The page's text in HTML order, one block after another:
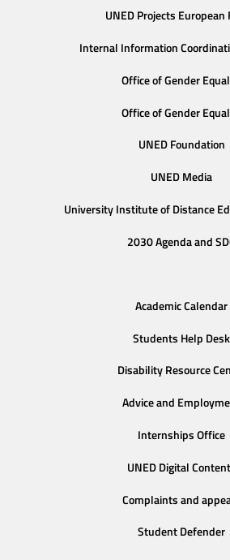
UNED Projects European
Internal Information
Office of Gender
Office of Gender
UNED Foundation
UNED Media
University Institute of Distance
2030 Agenda and
Academic Calendar
Students Help Desk
Disability Resource
Advice and
Internships Office
UNED Digital
Complaints and
Student Defender